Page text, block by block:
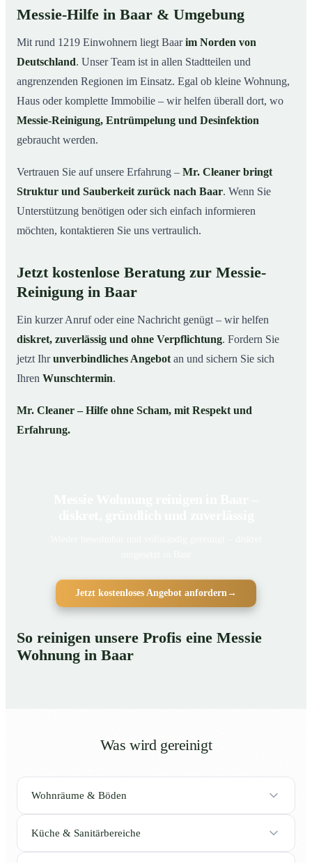
Messie-Hilfe in Baar & Umgebung
Mit rund 1219 Einwohnern liegt Baarim Norden von
Deutschland. Unser Team ist in allen Stadtteilen und
angrenzenden Regionen im Einsatz. Egal ob kleine Wohnung,
Haus oder komplette Immobilie – wir helfen überall dort, wo
Messie-Reinigung, Entrümpelung und Desinfektion
gebraucht werden.
Vertrauen Sie auf unsere Erfahrung – Mr. Cleaner bringt
Struktur und Sauberkeit zurück nach Baar. Wenn Sie
Unterstützung benötigen oder sich einfach informieren
möchten, kontaktieren Sie uns vertraulich.
Jetzt kostenlose Beratung zur Messie-
Reinigung in Baar
Ein kurzer Anruf oder eine Nachricht genügt – wir helfen
diskret, zuverlässig und ohne Verpflichtung. Fordern Sie
jetzt Ihrunverbindliches Angebot an und sichern Sie sich
Ihren Wunschtermin.
Mr. Cleaner – Hilfe ohne Scham, mit Respekt und
Erfahrung.
Jetzt kostenloses Angebot anfordern→
So reinigen unsere Profis eine Messie
Wohnung in Baar
Was wird gereinigt
Wohnräume & Böden
Küche & Sanitärbereiche